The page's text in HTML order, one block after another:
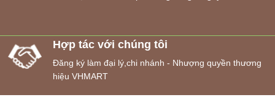
Hợp tác với chúng tôi
Đăng ký làm đại lý,chi nhánh - Nhượng quyền thương
hiệu VHMART